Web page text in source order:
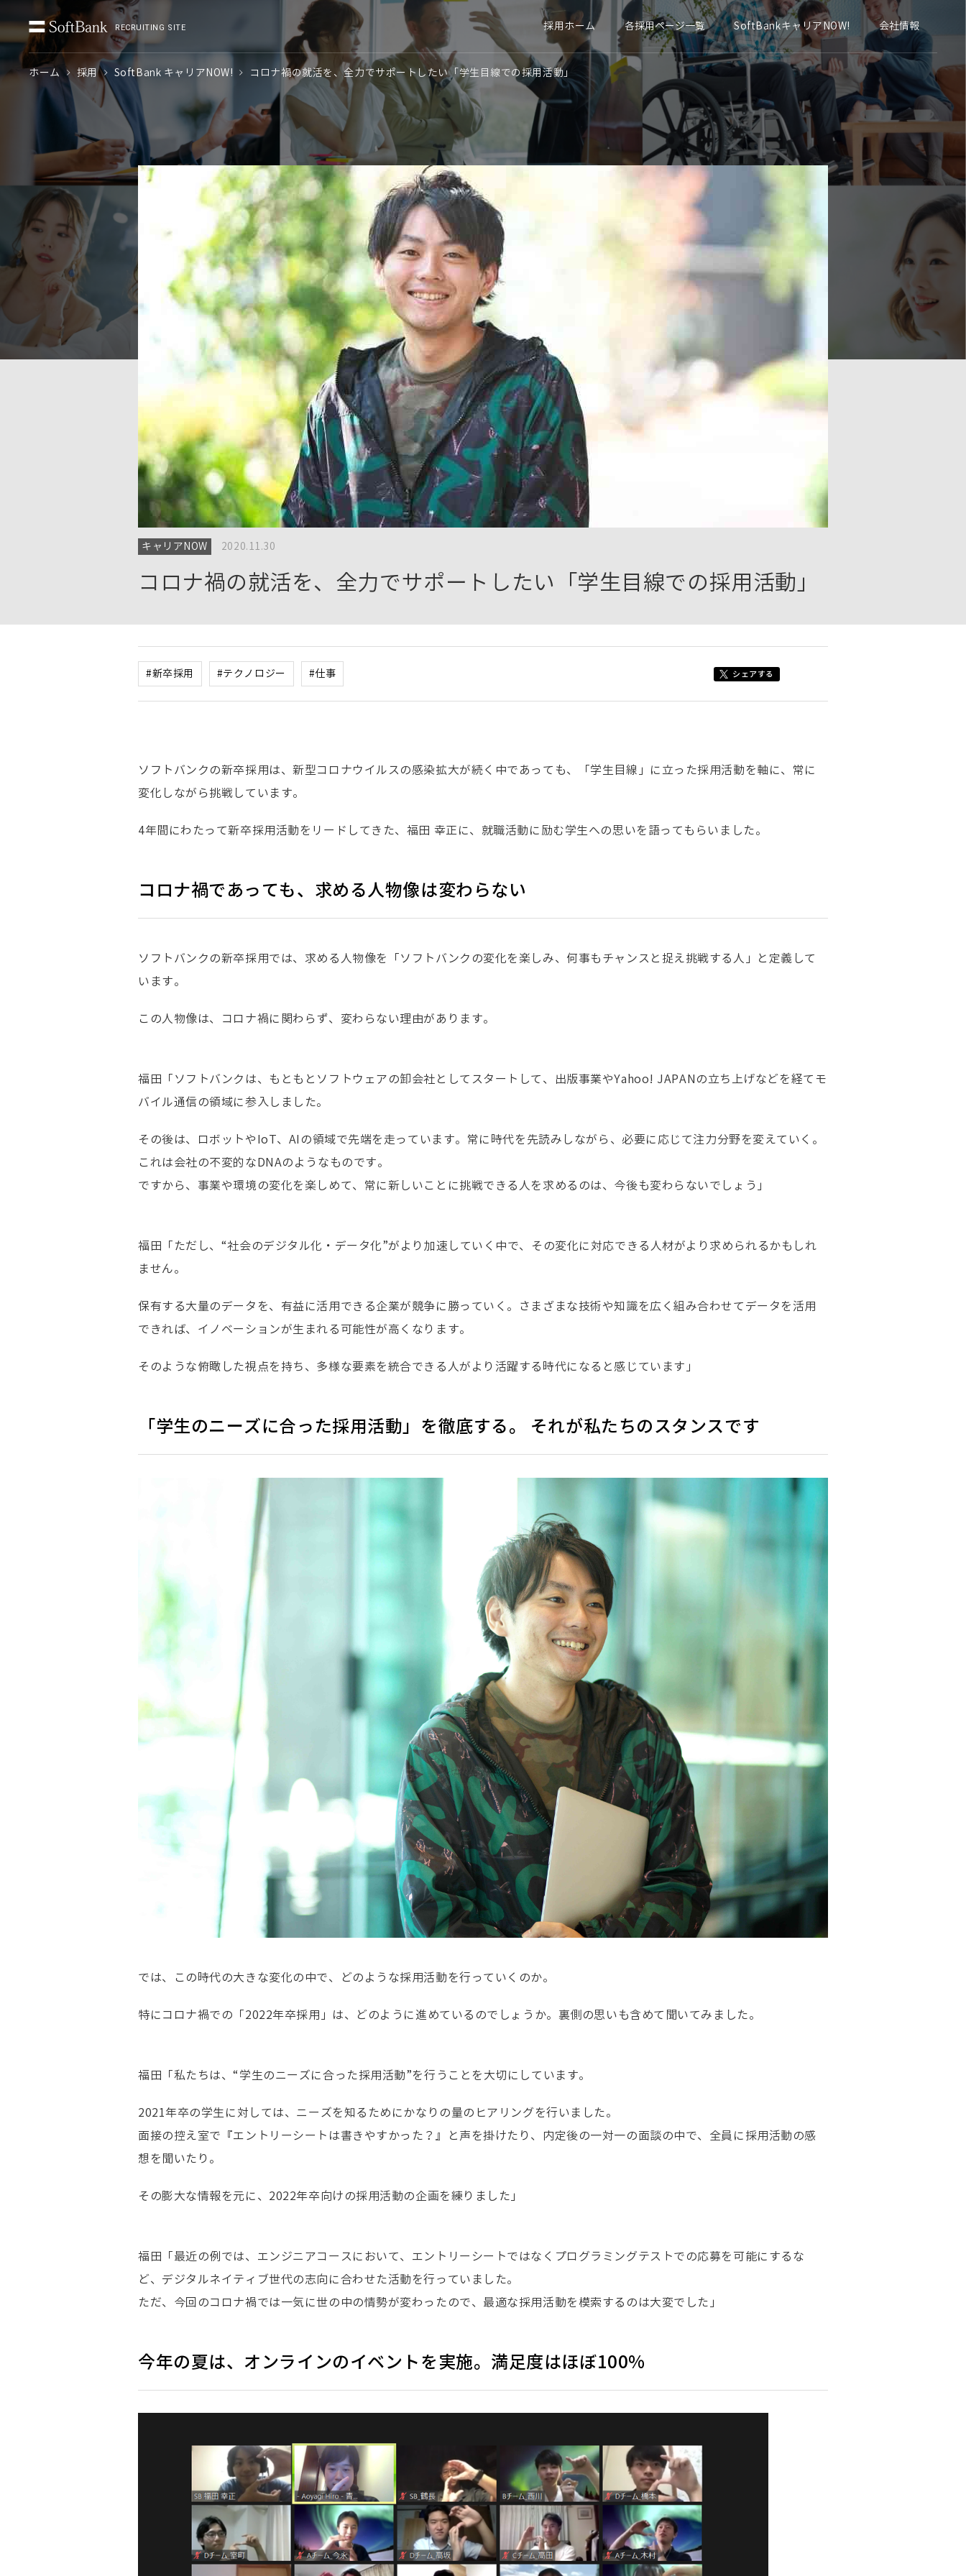
RECRUITING SITE 採用ホーム 各採用ページ一覧 SoftBankキャリアNOW! 会社情報
ホーム 採用 SoftBank キャリアNOW! コロナ禍の就活を、全力でサポートしたい「学生目線での採用活動」
キャリアNOW 2020.11.30
コロナ禍の就活を、全力でサポートしたい「学生目線での採用活動」
#新卒採用 #テクノロジー #仕事 シェアする
ソフトバンクの新卒採用は、新型コロナウイルスの感染拡大が続く中であっても、「学生目線」に立った採用活動を軸に、常に
変化しながら挑戦しています。
4年間にわたって新卒採用活動をリードしてきた、福田 幸正に、就職活動に励む学生への思いを語ってもらいました。
コロナ禍であっても、求める人物像は変わらない
ソフトバンクの新卒採用では、求める人物像を「ソフトバンクの変化を楽しみ、何事もチャンスと捉え挑戦する人」と定義して
います。
この人物像は、コロナ禍に関わらず、変わらない理由があります。
福田「ソフトバンクは、もともとソフトウェアの卸会社としてスタートして、出版事業やYahoo! JAPANの立ち上げなどを経てモ
バイル通信の領域に参入しました。
その後は、ロボットやIoT、AIの領域で先端を走っています。常に時代を先読みしながら、必要に応じて注力分野を変えていく。
これは会社の不変的なDNAのようなものです。
ですから、事業や環境の変化を楽しめて、常に新しいことに挑戦できる人を求めるのは、今後も変わらないでしょう」
福田「ただし、“社会のデジタル化・データ化”がより加速していく中で、その変化に対応できる人材がより求められるかもしれ
ません。
保有する大量のデータを、有益に活用できる企業が競争に勝っていく。さまざまな技術や知識を広く組み合わせてデータを活用
できれば、イノベーションが生まれる可能性が高くなります。
そのような俯瞰した視点を持ち、多様な要素を統合できる人がより活躍する時代になると感じています」
「学生のニーズに合った採用活動」を徹底する。 それが私たちのスタンスです
では、この時代の大きな変化の中で、どのような採用活動を行っていくのか。
特にコロナ禍での「2022年卒採用」は、どのように進めているのでしょうか。裏側の思いも含めて聞いてみました。
福田「私たちは、“学生のニーズに合った採用活動”を行うことを大切にしています。
2021年卒の学生に対しては、ニーズを知るためにかなりの量のヒアリングを行いました。
面接の控え室で『エントリーシートは書きやすかった？』と声を掛けたり、内定後の一対一の面談の中で、全員に採用活動の感
想を聞いたり。
その膨大な情報を元に、2022年卒向けの採用活動の企画を練りました」
福田「最近の例では、エンジニアコースにおいて、エントリーシートではなくプログラミングテストでの応募を可能にするな
ど、デジタルネイティブ世代の志向に合わせた活動を行っていました。
ただ、今回のコロナ禍では一気に世の中の情勢が変わったので、最適な採用活動を模索するのは大変でした」
今年の夏は、オンラインのイベントを実施。満足度はほぼ100%